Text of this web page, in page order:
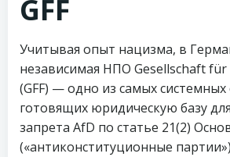
GFF
Учитывая опыт нацизма, в
независимая НПО Gesellschaft
(GFF) — одно из самых
готовящих юридическую базу
запрета AfD по статье 21(2)
(«антиконституционные